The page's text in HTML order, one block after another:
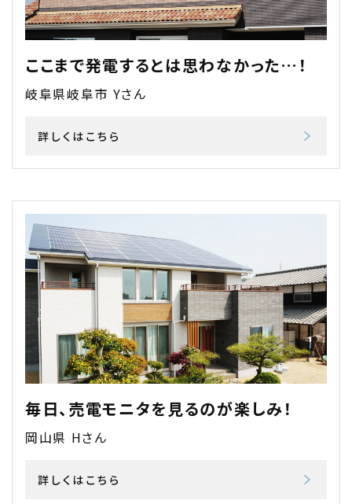
ここまで発電するとは思わなかった…！
岐阜県岐阜市 Yさん
詳しくはこちら
毎日、売電モニタを見るのが楽しみ！
岡山県 Hさん
詳しくはこちら